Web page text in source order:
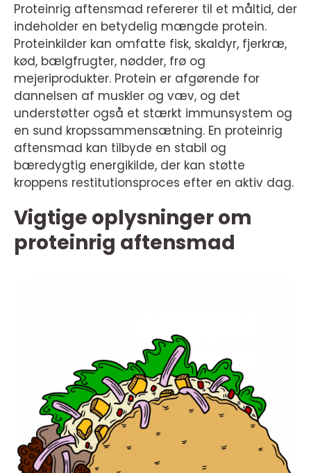
Proteinrig aftensmad refererer til et måltid, der
indeholder en betydelig mængde protein.
Proteinkilder kan omfatte fisk, skaldyr, fjerkræ,
kød, bælgfrugter, nødder, frø og
mejeriprodukter. Protein er afgørende for
dannelsen af muskler og væv, og det
understøtter også et stærkt immunsystem og
en sund kropssammensætning. En proteinrig
aftensmad kan tilbyde en stabil og
bæredygtig energikilde, der kan støtte
kroppens restitutionsproces efter en aktiv dag.
Vigtige oplysninger om
proteinrig aftensmad